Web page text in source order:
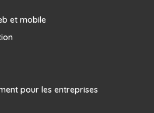
et mobile
pour les entreprises